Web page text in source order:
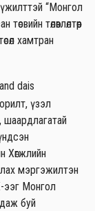
“Монгол
төлөвлөлтөөр
хамтран
үзэл
шаардлагатай
Хөгжлийн
мэргэжилтэн
ээг Монгол
буй